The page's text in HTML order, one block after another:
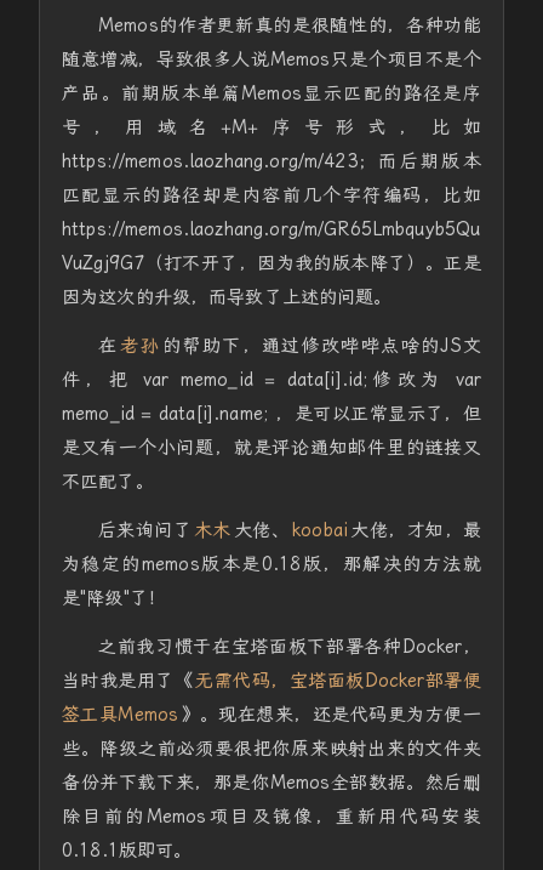
Memos的作者更新真的是很随性的，各种功能
随意增减，导致很多人说Memos只是个项目不是个
产品。前期版本单篇Memos显示匹配的路径是序
号，用域名+M+序号形式，比如
https://memos.laozhang.org/m/423；而后期版本
匹配显示的路径却是内容前几个字符编码，比如
https://memos.laozhang.org/m/GR65Lmbquyb5Qu
VuZgj9G7（打不开了，因为我的版本降了）。正是
因为这次的升级，而导致了上述的问题。
在老孙 的帮助下，通过修改哔哔点啥的JS文
件，把 var memo_id = data[i].id;修改为 var
memo_id = data[i].name; ，是可以正常显示了，但
是又有一个小问题，就是评论通知邮件里的链接又
不匹配了。
后来询问了 木木 大佬、 koobai 大佬，才知，最
为稳定的memos版本是0.18版，那解决的方法就
是"降级"了！
之前我习惯于在宝塔面板下部署各种Docker，
当时我是用了《 无需代码，宝塔面板Docker部署便
签工具Memos 》。现在想来，还是代码更为方便一
些。降级之前必须要很把你原来映射出来的文件夹
备份并下载下来，那是你Memos全部数据。然后删
除目前的Memos项目及镜像，重新用代码安装
0.18.1版即可。